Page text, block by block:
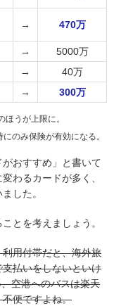
→ 470万
→
5000万
→
40万
→ 300万
うが上限に。
のみ保険が有効になる。
おすすめ」と書いて
わるカードが多く、
した。
とを考えましょう。
用付帯だと、海外旅
払いをしないといけ
空港へのバスは楽天
便ですよね。